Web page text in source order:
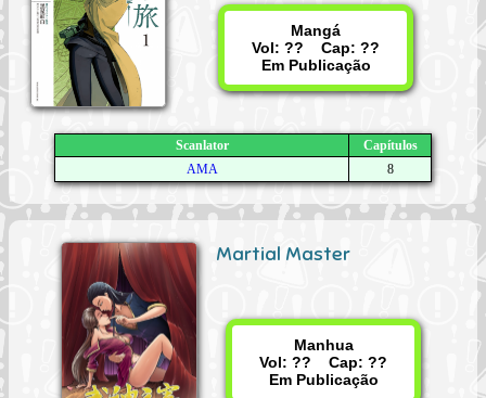
Mangá
Vol: ?? Cap: ??
Em Publicação
Scanlator
Capítulos
AMA
8
Martial Master
Manhua
Vol: ?? Cap: ??
Em Publicação